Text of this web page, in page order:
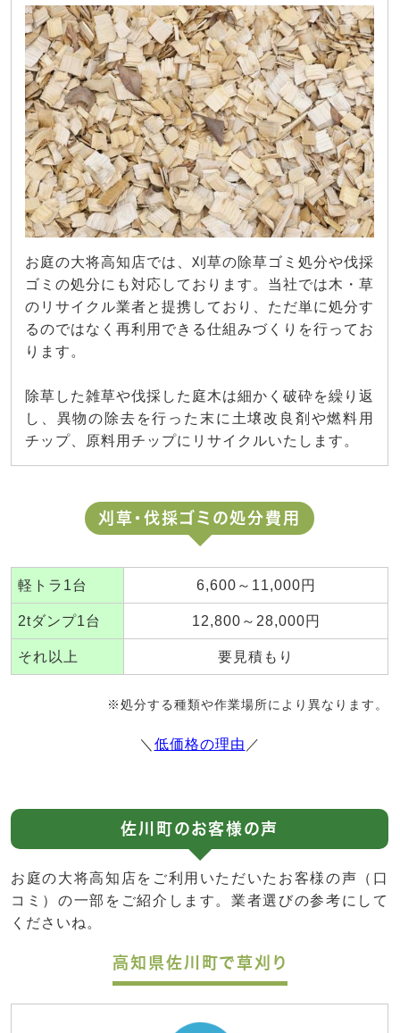
お庭の大将高知店では、刈草の除草ゴミ処分や伐採
ゴミの処分にも対応しております。当社では木・草
のリサイクル業者と提携しており、ただ単に処分す
るのではなく再利用できる仕組みづくりを行ってお
ります。
除草した雑草や伐採した庭木は細かく破砕を繰り返
し、異物の除去を行った末に土壌改良剤や燃料用
チップ、原料用チップにリサイクルいたします。
刈草・伐採ゴミの処分費用
軽トラ1台 6,600～11,000円
2tダンプ1台 12,800～28,000円
それ以上 要見積もり
※処分する種類や作業場所により異なります。
＼ 低価格の理由 ／
佐川町のお客様の声
お庭の大将高知店をご利用いただいたお客様の声（口
コミ）の一部をご紹介します。業者選びの参考にして
くださいね。
高知県佐川町で草刈り